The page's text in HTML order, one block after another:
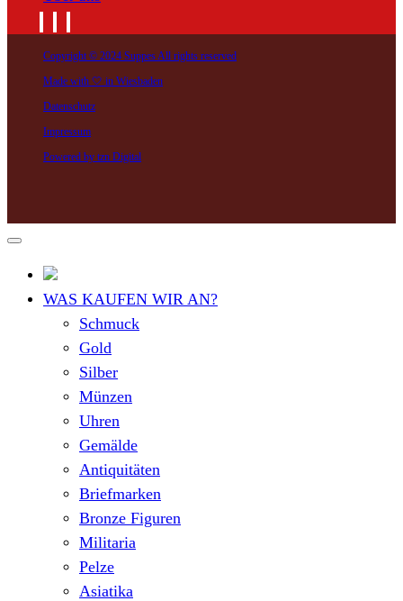
Copyright © 2024 Suppes All rights reserved
Made with 🤍 in Wiesbaden
Datenschutz
Impressum
Powered by tzn Digital
WAS KAUFEN WIR AN?
Schmuck
Gold
Silber
Münzen
Uhren
Gemälde
Antiquitäten
Briefmarken
Bronze Figuren
Militaria
Pelze
Asiatika